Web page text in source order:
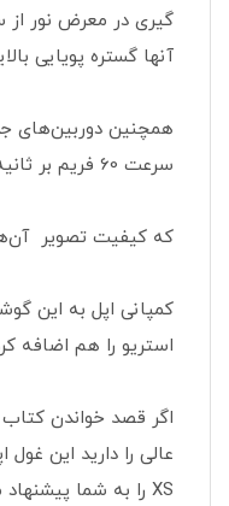
گیری در معرض نور از
آنها گستره پویایی
سرعت 60 فریم بر ثانیه ضبط کنند.
که کیفیت تصویر
کمپانی اپل به این
استریو را هم اضافه
اگر قصد خواندن
XS را به شما پیشنهاد می کنیم.